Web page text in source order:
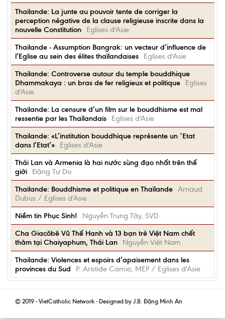
Thailande: La junte au pouvoir tente de corriger la
perception négative de la clause religieuse inscrite dans la
nouvelle Constitution
Eglises d'Asie
Thailande - Assumption Bangrak: un vecteur d’influence de
l’Eglise au sein des élites thaïlandaises
Eglises d'Asie
Thailande: Controverse autour du temple bouddhique
Dhammakaya : un bras de fer religieux et politique
Eglises
d'Asie
Thailande: La censure d’un film sur le bouddhisme est mal
ressentie par les Thaïlandais
Eglises d'Asie
Thailande: «L’institution bouddhique représente un ‘Etat
dans l’Etat’»
Eglises d'Asie
Thái Lan và Armenia là hai nước sùng đạo nhất trên thế
giới Đặng Tự Do
Thailande: Bouddhisme et politique en Thaïlande Arnaud
Dubus / Eglises d'Asie
Niềm tin Phục Sinh!
Nguyễn Trung Tây, SVD
Cha Giacôbê Vũ Thế Hanh và 13 bạn trẻ Việt Nam chết
thảm tại Chaiyaphum, Thái Lan
Nguyễn Việt Nam
Thailande: Violences et espoirs d’apaisement dans les
provinces du Sud
P. Aristide Camio, MEP / Eglises d'Asie
© 2019 - VietCatholic Network - Designed by J.B. Đặng Minh An